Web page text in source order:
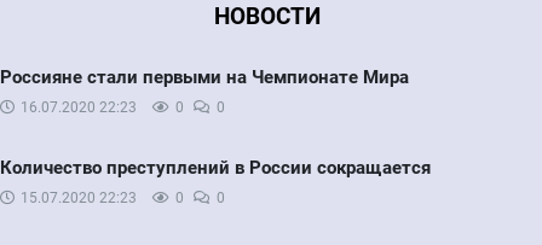
НОВОСТИ
Россияне стали первыми на Чемпионате Мира
16.07.2020 22:23 0 0
Количество преступлений в России сокращается
15.07.2020 22:23 0 0